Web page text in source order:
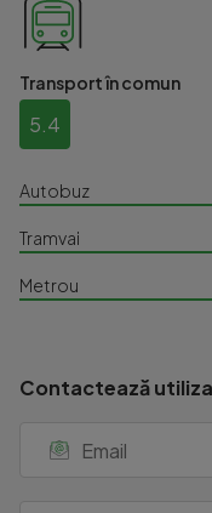
Transport în comun
5.4
Autobuz
Tramvai
Metrou
Contactează